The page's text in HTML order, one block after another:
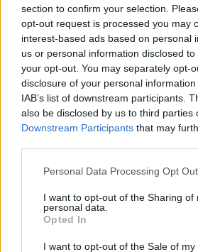
section to confirm your selection.
opt-out request is processed you may
interest-based ads based on personal
us or personal information disclosed
your opt-out. You may separately opt-
disclosure of your personal
IAB’s list of downstream participants.
also be disclosed by us to third parties
Downstream Participants that may
Please note that this website/app uses
not limited to your visit or usage
grant or deny consent to Google and
use your data for below specified
consent section.
Personal Data Processing Opt
I want to opt-out of the Sharing of
personal data.
Opted In
I want to opt-out of the Sale of my
FLASH FOCUS